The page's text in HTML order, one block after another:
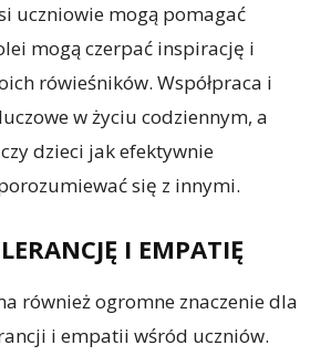
uczniowie mogą pomagać
mogą czerpać inspirację i
rówieśników. Współpraca i
w życiu codziennym, a
dzieci jak efektywnie
się z innymi.
I EMPATIĘ
również ogromne znaczenie dla
i empatii wśród uczniów.